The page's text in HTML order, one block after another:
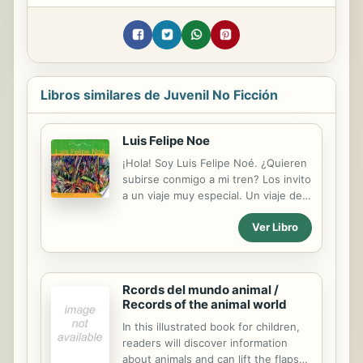
Libros similares de Juvenil No Ficción
Luis Felipe Noe
¡Hola! Soy Luis Felipe Noé. ¿Quieren
subirse conmigo a mi tren? Los invito
a un viaje muy especial. Un viaje de
ida y también de vuelta. Un viaje
donde podemos bajar en muchas
estaciones y quedarnos todo el
viaje es el viaje a través de mi
historia, de mis obras y de mi propia
vida… Con valijas cargadas de
pinceles y brochas, zambullidas,
manchas y personajes escondidos.
Un viaje de exploradores con lupas y
Ver Libro
Rcords del mundo animal /
Records of the animal world
In this illustrated book for children,
readers will discover information
about animals and can lift the flaps